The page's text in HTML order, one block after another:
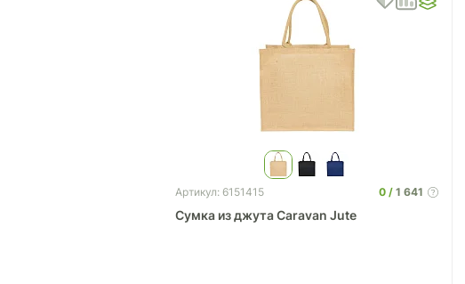
Артикул: 6151415 0 1 641
Сумка из джута Caravan Jute